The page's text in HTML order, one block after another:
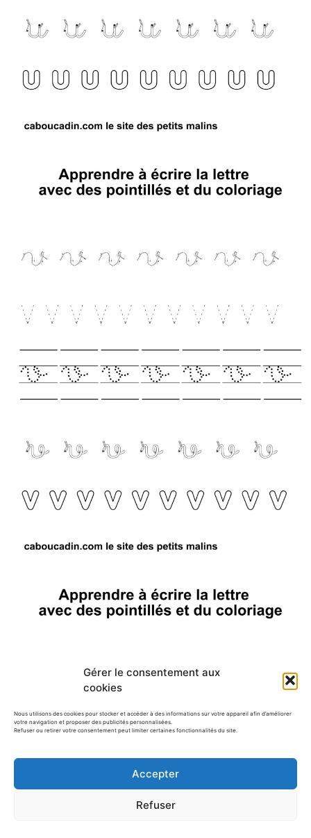
Gérer le consentement aux
cookies
Nous utilisons des cookies pour stocker et accéder à des informations sur votre appareil afin d’améliorer
votre navigation et proposer des publicités personnalisées.
Refuser ou retirer votre consentement peut limiter certaines fonctionnalités du site.
Accepter
Refuser